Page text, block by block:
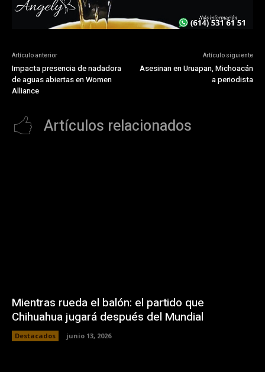
Artículo anterior
Impacta presencia de nadadora
de aguas abiertas en Women
Alliance
Artículo siguiente
Asesinan en Uruapan, Michoacán
a periodista
Artículos relacionados
Mientras rueda el balón: el partido que
Chihuahua jugará después del Mundial
Destacados junio 13, 2026